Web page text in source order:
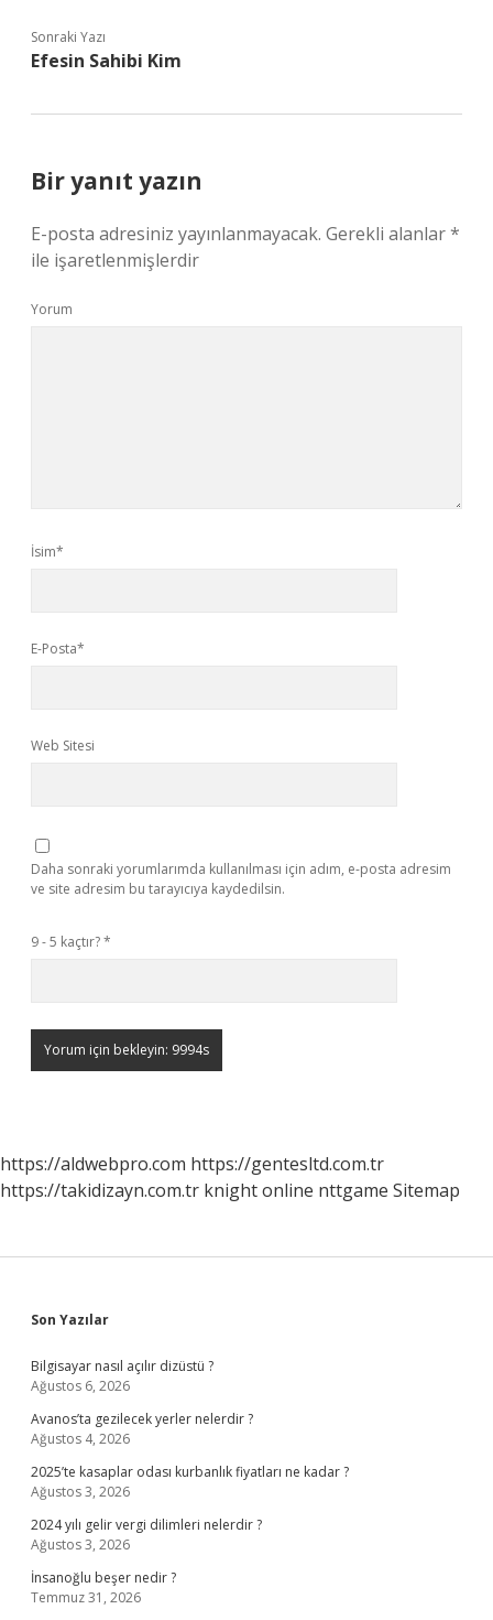
Sonraki Yazı
Efesin Sahibi Kim
Bir yanıt yazın
E-posta adresiniz yayınlanmayacak. Gerekli alanlar*
ile işaretlenmişlerdir
Yorum
İsim*
E-Posta*
Web Sitesi
Daha sonraki yorumlarımda kullanılması için adım, e-posta adresim
ve site adresim bu tarayıcıya kaydedilsin.
9 - 5 kaçtır?*
https://aldwebpro.com https://gentesltd.com.tr
https://takidizayn.com.tr knight online nttgame Sitemap
Sidebar
Son Yazılar
Bilgisayar nasıl açılır dizüstü ?
Ağustos 6, 2026
Avanos’ta gezilecek yerler nelerdir ?
Ağustos 4, 2026
2025’te kasaplar odası kurbanlık fiyatları ne kadar ?
Ağustos 3, 2026
2024 yılı gelir vergi dilimleri nelerdir ?
Ağustos 3, 2026
İnsanoğlu beşer nedir ?
Temmuz 31, 2026